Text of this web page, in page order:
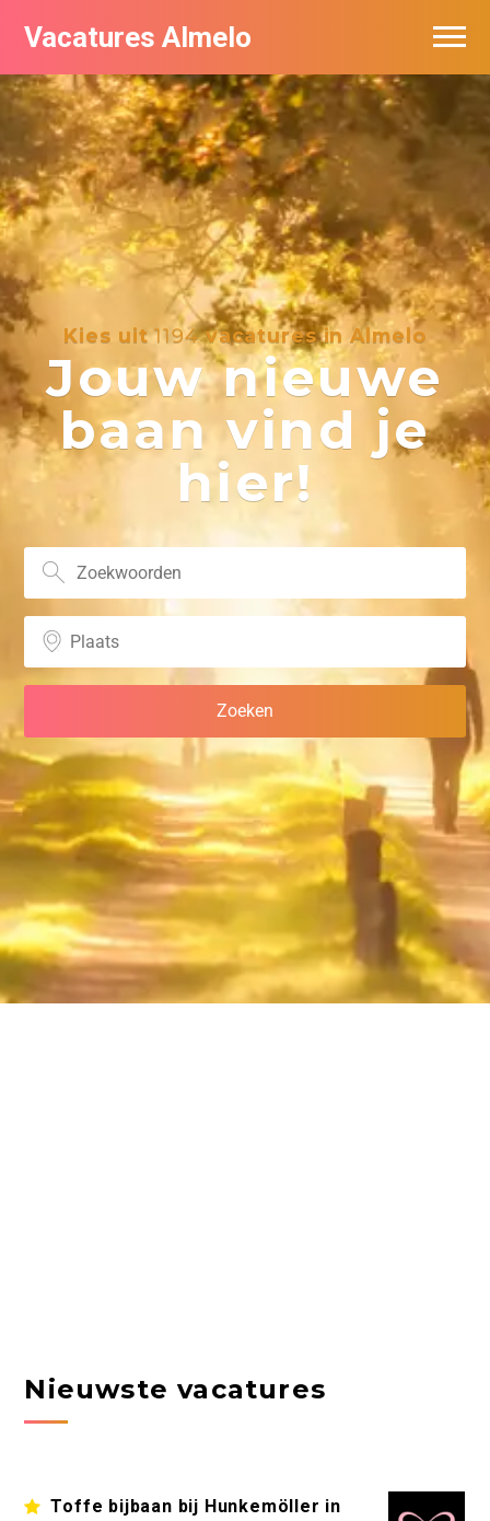
Vacatures Almelo
Kies uit1194vacatures in Almelo
Jouw nieuwe
baan vind je
hier!
Nieuwste vacatures
Toffe bijbaan bij Hunkemöller in
Vacatures per bedrijf
De populairste vacatures in Almelo
Nieuwsbrief feed